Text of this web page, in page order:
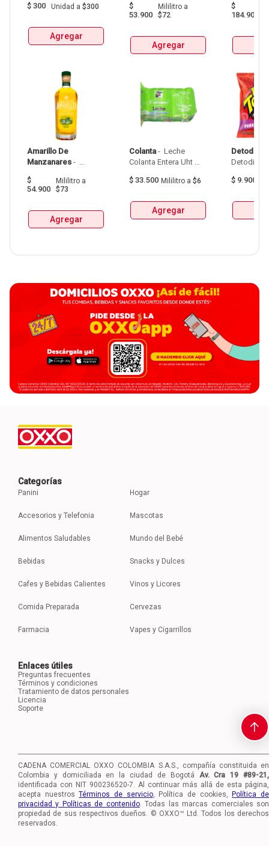
$ 300 Unidad a $300
Agregar
Amarillo De
Manzanares -
De Manzanares
$
54.900
Mililitroa
$73
Agregar
$
53.900
Mililitroa
$72
Agregar
Colanta - Leche
Colanta Entera Uht
$ 33.500 Mililitro a $6
Agregar
$
184.900
Detodito
$ 9.900
Categorías
Panini
Accesorios y Telefonia
Alimentos Saludables
Bebidas
Cafes y Bebidas Calientes
Comida Preparada
Farmacia
Hogar
Mascotas
Mundo del Bebé
Snacks y Dulces
Vinos y Licores
Cervezas
Vapes y Cigarrillos
Enlaces útiles
Preguntas frecuentes
Términos y condiciones
Tratamiento de datos personales
Licencia
Soporte
CADENA COMERCIAL OXXO COLOMBIA S.A.S., compañía constituida en
Colombia y domiciliada en la ciudad de Bogotá Av. Cra 19 #89-21,
identificada con NIT 900236520-7. Al continuar más allá de esta página,
acepta nuestrosTérminos de servicio, Política de cookies,
Política de
privacidad y Políticas de contenido. Todas las marcas comerciales son
propiedad de sus respectivos dueños. © OXXO™ Ltd. Todos los derechos
reservados.